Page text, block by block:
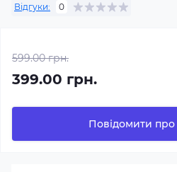
Відгуки: 0
599.00 грн.
399.00 грн.
Повідомити про